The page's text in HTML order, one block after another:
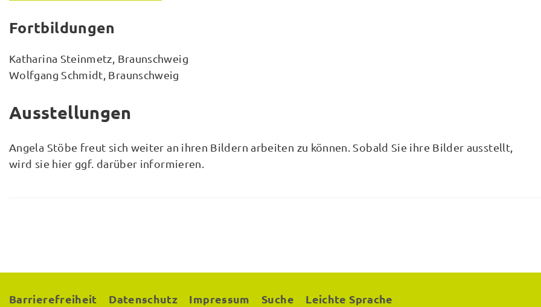
Fortbildungen
Katharina Steinmetz, Braunschweig
Wolfgang Schmidt, Braunschweig
Ausstellungen
Angela Stöbe freut sich weiter an ihren Bildern arbeiten zu können. Sobald Sie ihre Bilder ausstellt,
wird sie hier ggf. darüber informieren.
Barrierefreiheit Datenschutz Impressum Suche Leichte Sprache